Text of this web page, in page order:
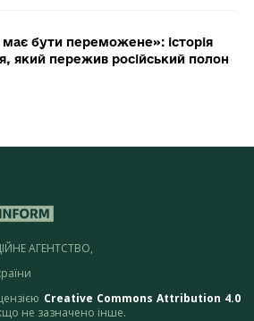
бути переможене»: історія
який пережив російський полон
АГЕНТСТВО,
Creative Commons Attribution 4.0
не зазначено інше.